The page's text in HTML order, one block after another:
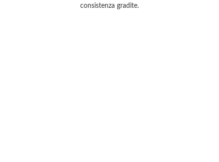
consistenza gradite.